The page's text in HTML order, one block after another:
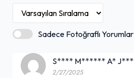
Sadece Fotoğraflı Yorumlar
S**** M****** A* J***
2/27/2025